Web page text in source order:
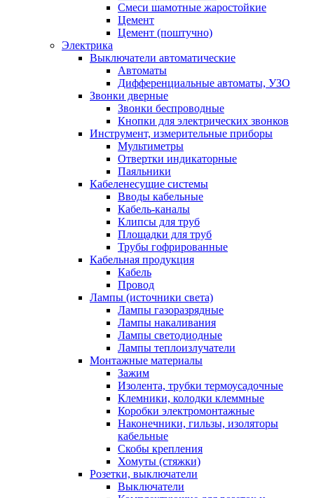
Смеси шамотные жаростойкие
Цемент
Цемент (поштучно)
Электрика
Выключатели автоматические
Автоматы
Дифференциальные автоматы, УЗО
Звонки дверные
Звонки беспроводные
Кнопки для электрических звонков
Инструмент, измерительные приборы
Мультиметры
Отвертки индикаторные
Паяльники
Кабеленесущие системы
Вводы кабельные
Кабель-каналы
Клипсы для труб
Площадки для труб
Трубы гофрированные
Кабельная продукция
Кабель
Провод
Лампы (источники света)
Лампы газоразрядные
Лампы накаливания
Лампы светодиодные
Лампы теплоизлучатели
Монтажные материалы
Зажим
Изолента, трубки термоусадочные
Клемники, колодки клеммные
Коробки электромонтажные
Наконечники, гильзы, изоляторы
кабельные
Скобы крепления
Хомуты (стяжки)
Розетки, выключатели
Выключатели